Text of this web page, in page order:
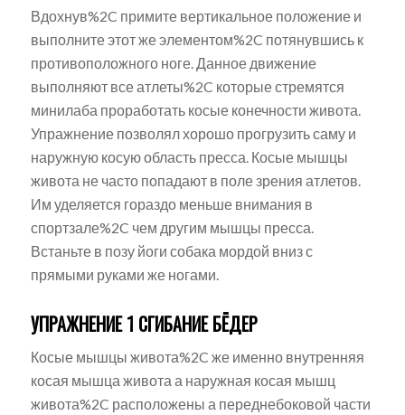
Вдохнув%2C примите вертикальное положение и
выполните этот же элементом%2C потянувшись к
противоположного ноге. Данное движение
выполняют все атлеты%2C которые стремятся
минилаба проработать косые конечности живота.
Упражнение позволял хорошо прогрузить саму и
наружную косую область пресса. Косые мышцы
живота не часто попадают в поле зрения атлетов.
Им уделяется гораздо меньше внимания в
спортзале%2C чем другим мышцы пресса.
Встаньте в позу йоги собака мордой вниз с
прямыми руками же ногами.
УПРАЖНЕНИЕ 1 СГИБАНИЕ БЁДЕР
Косые мышцы живота%2C же именно внутренняя
косая мышца живота а наружная косая мышц
живота%2C расположены а переднебоковой части